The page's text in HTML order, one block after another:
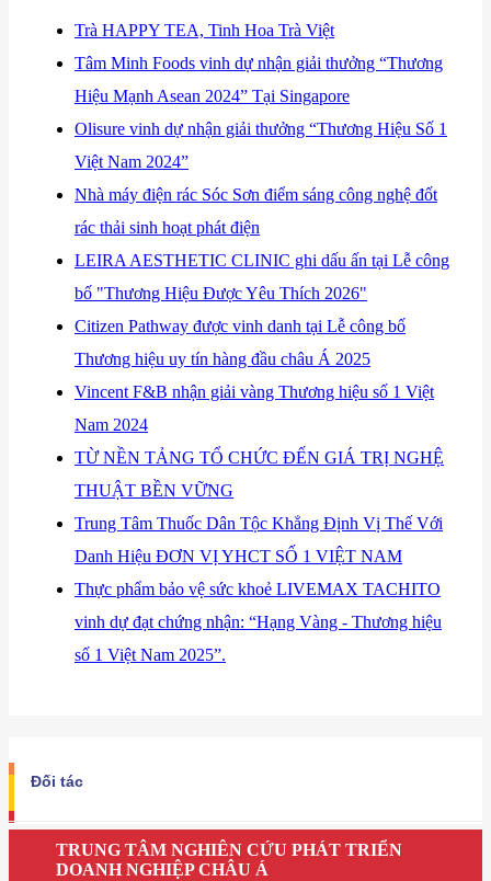
​Trà HAPPY TEA, Tinh Hoa Trà Việt
​Tâm Minh Foods vinh dự nhận giải thưởng “Thương
Hiệu Mạnh Asean 2024” Tại Singapore
​Olisure vinh dự nhận giải thưởng “Thương Hiệu Số 1
Việt Nam 2024”
​Nhà máy điện rác Sóc Sơn điểm sáng công nghệ đốt
rác thải sinh hoạt phát điện
​LEIRA AESTHETIC CLINIC ghi dấu ấn tại Lễ công
bố "Thương Hiệu Được Yêu Thích 2026"
​Citizen Pathway được vinh danh tại Lễ công bố
Thương hiệu uy tín hàng đầu châu Á 2025
Vincent F&B nhận giải vàng Thương hiệu số 1 Việt
Nam 2024
TỪ NỀN TẢNG TỔ CHỨC ĐẾN GIÁ TRỊ NGHỆ
THUẬT BỀN VỮNG
Trung Tâm Thuốc Dân Tộc Khẳng Định Vị Thế Với
Danh Hiệu ĐƠN VỊ YHCT SỐ 1 VIỆT NAM
Thực phẩm bảo vệ sức khoẻ LIVEMAX TACHITO
vinh dự đạt chứng nhận: “Hạng Vàng - Thương hiệu
số 1 Việt Nam 2025”.
Đối tác
TRUNG TÂM NGHIÊN CỨU PHÁT TRIỂN
DOANH NGHIỆP CHÂU Á